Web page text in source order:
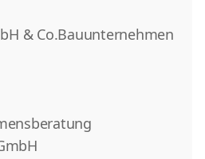
& Co.Bauunternehmen